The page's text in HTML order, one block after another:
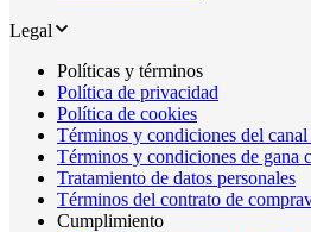
Legal
Políticas y términos
Política de privacidad
Política de cookies
Términos y condiciones del
Términos y condiciones de gana
Tratamiento de datos personales
Términos del contrato de
Cumplimiento